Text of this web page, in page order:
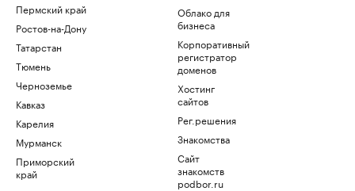
Пермский край
Ростов-на-Дону
Татарстан
Тюмень
Черноземье
Кавказ
Карелия
Мурманск
Приморский
край
Облако для
бизнеса
Корпоративный
регистратор
доменов
Хостинг
сайтов
Рег.решения
Знакомства
Сайт
знакомств
podbor.ru